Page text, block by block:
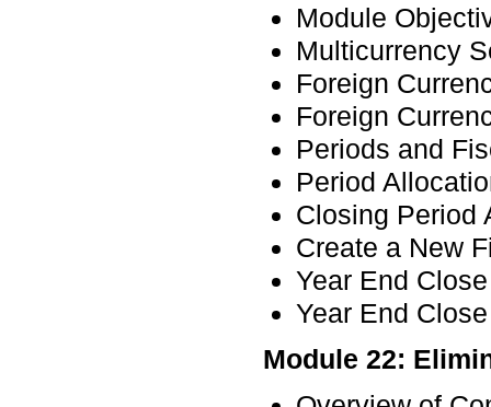
Module
Multicurrency
Foreign
Foreign
Periods and
Period
Closing Period
Create a New
Year End Close
Year End
Module 22: